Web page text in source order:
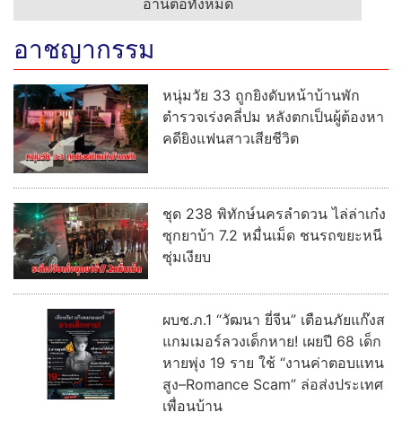
อาชญากรรม
หนุ่มวัย 33 ถูกยิงดับหน้าบ้านพัก
ตำรวจเร่งคลี่ปม หลังตกเป็นผู้ต้องหา
คดียิงแฟนสาวเสียชีวิต
ชุด 238 พิทักษ์นครลำดวน ไล่ล่าเก๋ง
ซุกยาบ้า 7.2 หมื่นเม็ด ชนรถขยะหนี
ซุ่มเงียบ
ผบช.ภ.1 “วัฒนา ยี่จีน” เตือนภัยแก๊งส
แกมเมอร์ลวงเด็กหาย! เผยปี 68 เด็ก
หายพุ่ง 19 ราย ใช้ “งานค่าตอบแทน
สูง–Romance Scam” ล่อส่งประเทศ
เพื่อนบ้าน